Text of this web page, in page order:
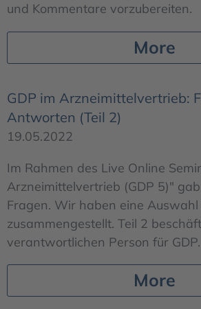
und Kommentare vorzubereiten.
More
GDP im Arzneimittelvertrieb:
Antworten (Teil 2)
19.05.2022
Im Rahmen des Live Online
Arzneimittelvertrieb (GDP 5)"
Fragen. Wir haben eine Auswahl
zusammengestellt. Teil 2
verantwortlichen Person für GDP.
More